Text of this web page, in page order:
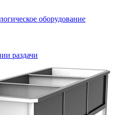
оборудование
раздачи